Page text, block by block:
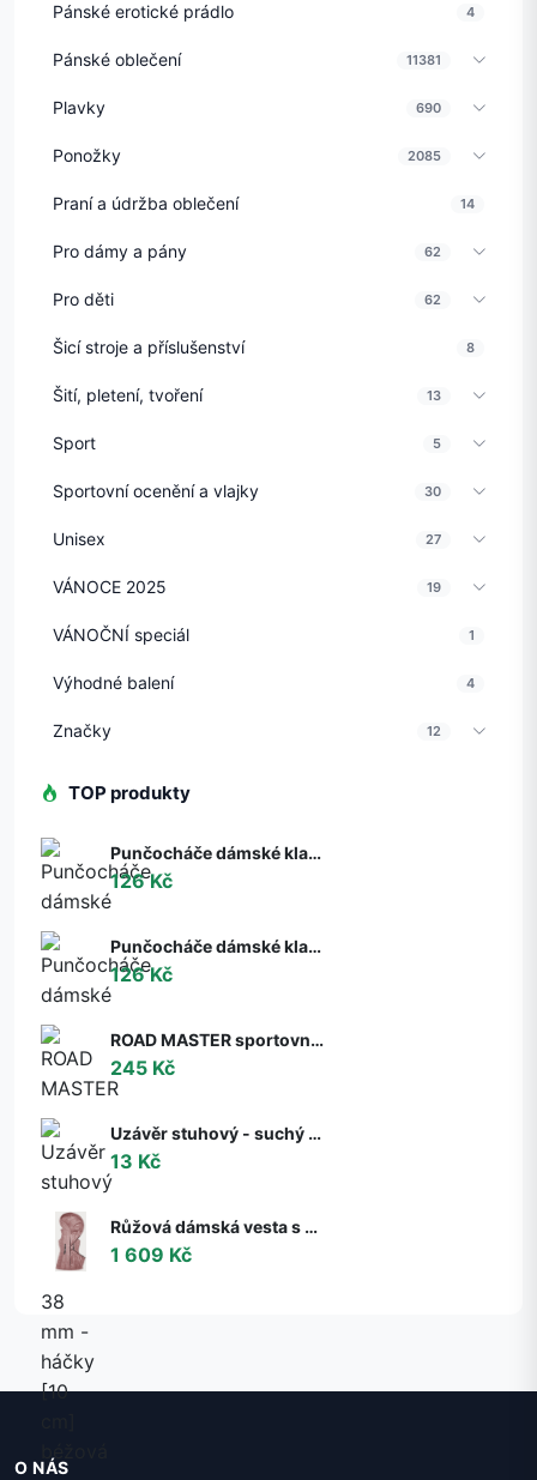
Pánské erotické prádlo 4
Pánské oblečení 11381
Plavky 690
Ponožky 2085
Praní a údržba oblečení 14
Pro dámy a pány 62
Pro děti 62
Šicí stroje a příslušenství 8
Šití, pletení, tvoření 13
Sport 5
Sportovní ocenění a vlajky 30
Unisex 27
VÁNOCE 2025 19
VÁNOČNÍ speciál 1
Výhodné balení 4
Značky 12
TOP produkty
Punčocháče dámské klasik Dita 713 matné Gabriella melisa (tělová) XL
126 Kč
Punčocháče dámské klasik Duna 714 matné Gabriella neutro (tělová) XL
126 Kč
ROAD MASTER sportovní cyklo ponožky Moose černá S
245 Kč
Uzávěr stuhový - suchý zip š. 38 mm - háčky [10 cm] béžová
13 Kč
Růžová dámská vesta s kapucí S'West (B8225-83) růžová XXL (44)
1 609 Kč
O NÁS